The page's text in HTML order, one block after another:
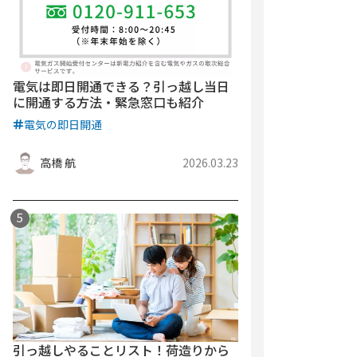
電気は即日開通できる？引っ越し当日
に開通する方法・緊急窓口も紹介
電気の即日開通
高橋 航 2026.03.23
引っ越しやることリスト！荷造りから